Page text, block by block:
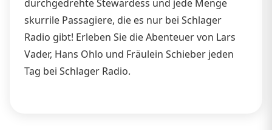
durchgedrehte Stewardess und jede Menge
skurrile Passagiere, die es nur bei Schlager
Radio gibt! Erleben Sie die Abenteuer von Lars
Vader, Hans Ohlo und Fräulein Schieber jeden
Tag bei Schlager Radio.